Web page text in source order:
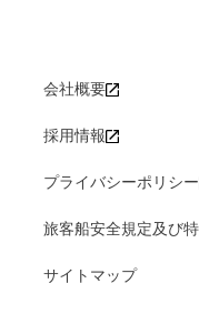
会社概要
採用情報
プライバシーポリシー
旅客船安全規定及び
サイトマップ